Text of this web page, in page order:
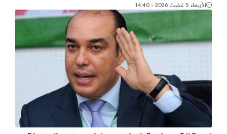
الأربعاء 5 غشت 2026 - 14:40